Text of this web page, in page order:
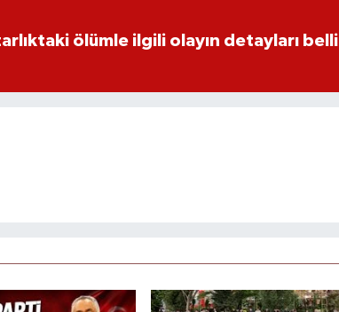
ölümle ilgili olayın detayları belli